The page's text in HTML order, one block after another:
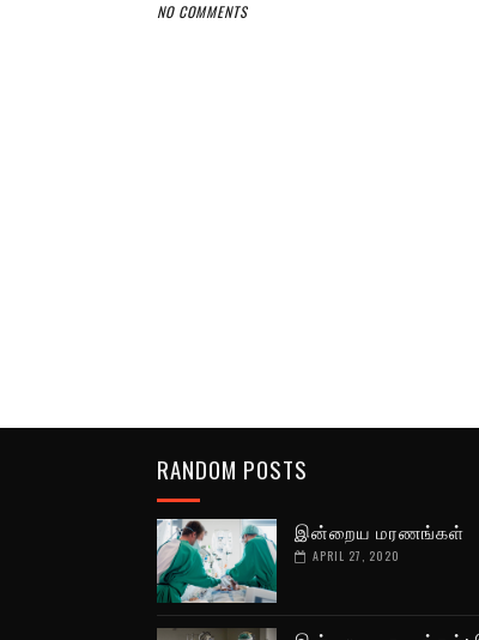
NO COMMENTS
RANDOM POSTS
இன்றைய மரணங்கள்
APRIL 27, 2020